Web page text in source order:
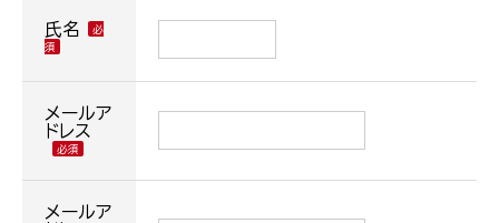
氏名
メールア
ドレス
メールア